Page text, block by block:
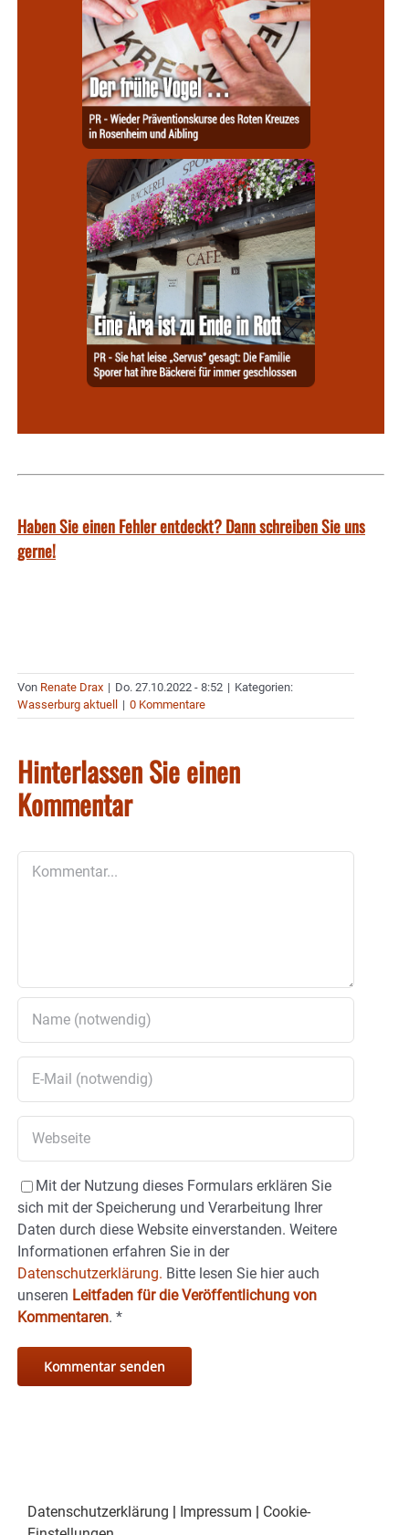
Haben Sie einen Fehler entdeckt? Dann schreiben Sie uns
gerne!
Von Renate Drax | Do. 27.10.2022 - 8:52 | Kategorien:
Wasserburg aktuell
| 0 Kommentare
Hinterlassen Sie einen
Kommentar
Mit der Nutzung dieses Formulars erklären Sie
sich mit der Speicherung und Verarbeitung Ihrer
Daten durch diese Website einverstanden. Weitere
Informationen erfahren Sie in der
Datenschutzerklärung. Bitte lesen Sie hier auch
unseren Leitfaden für die Veröffentlichung von
Kommentaren. *
Datenschutzerklärung | Impressum | Cookie-